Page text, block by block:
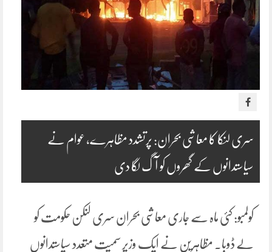
سری لنکا کا معاشی بحران: پرتشدد مظاہرے، عوام نے
سیاستدانوں کے گھروں کو آگ لگا دی
کولمبو: کئی ماہ سے جاری معاشی بحران سری لنکن حکومت کو
لے ڈوبا۔ مظاہرین نے ایک وزیر سمیت متعدد سیاستدانوں